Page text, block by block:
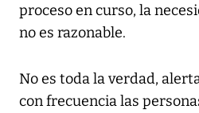
proceso en curso, la
no es razonable.
No es toda la verdad,
con frecuencia las